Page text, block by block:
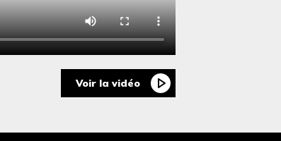
Voir la vidéo